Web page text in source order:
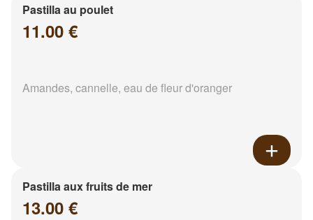
Pastilla au poulet
11.00 €
Amandes, cannelle, eau de fleur d'oranger
Pastilla aux fruits de mer
13.00 €